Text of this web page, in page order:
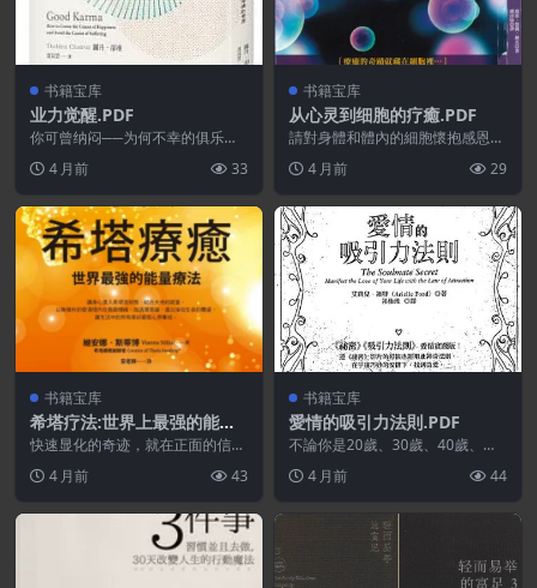
书籍宝库
业力觉醒.PDF
你可曾纳闷──为何不幸的俱乐部
伤不能靠自己决定吗？...
4 月前 33
书籍宝库
从心灵到细胞的疗癒.PDF
請對身體和體內的細胞懷抱感恩之
通的橋樑,啟動自我的...
4 月前 29
书籍宝库
希塔疗法:世界上最强的能量
疗法.PDF
快速显化的奇迹，就在正面的信念
的能量，以无条件的爱...
4 月前 43
书籍宝库
愛情的吸引力法則.PDF
不論你是20歲、30歲、40歲、甚
4 月前 44